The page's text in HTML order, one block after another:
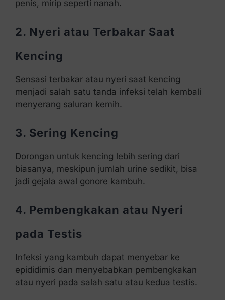
penis, mirip seperti nanah.
2. Nyeri atau Terbakar Saat
Kencing
Sensasi terbakar atau nyeri saat kencing
menjadi salah satu tanda infeksi telah kembali
menyerang saluran kemih.
3. Sering Kencing
Dorongan untuk kencing lebih sering dari
biasanya, meskipun jumlah urine sedikit, bisa
jadi gejala awal gonore kambuh.
4. Pembengkakan atau Nyeri
pada Testis
Infeksi yang kambuh dapat menyebar ke
epididimis dan menyebabkan pembengkakan
atau nyeri pada salah satu atau kedua testis.